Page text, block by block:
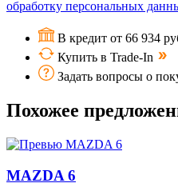
обработку персональных
В кредит от 66 934
Купить в Trade-In
Задать вопросы о
Похожее
MAZDA 6